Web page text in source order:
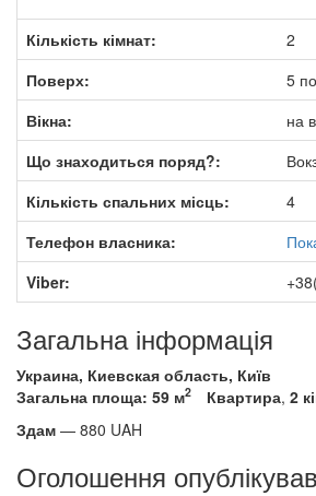
Кількість кімнат:
2
Поверх:
5
Вікна:
на
Що знаходиться поряд?:
Кількість спальних місць:
4
Телефон власника:
Viber:
Загальна інформація
Украина, Киевская область, Київ
Загальна площа: 59 м2 Квартира, 2
Здам — 880 UAH
Оголошення опублікував